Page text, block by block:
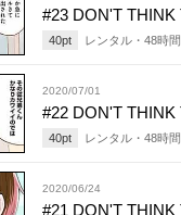
#23 DON'T
40pt レンタル・ 48時間
2020/07/01
#22 DON'T
40pt レンタル・ 48時間
2020/06/24
#21 DON'T